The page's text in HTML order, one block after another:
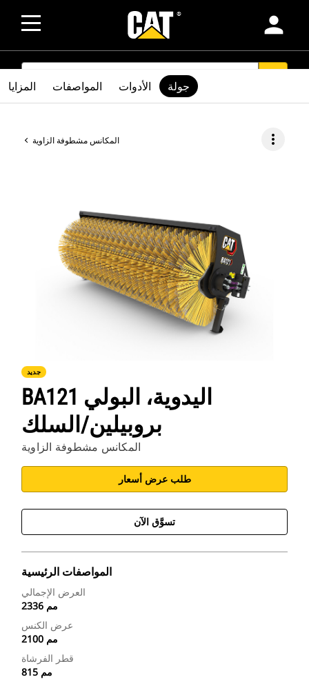
person
SEARCH
المكانس مشطوفة الزاوية more_vert
جديد
BA121 اليدوية، البولي
بروبيلين/السلك
المكانس مشطوفة الزاوية
طلب عرض أسعار
تسوَّق الآن
المواصفات الرئيسية
العرض الإجمالي
2336 مم
عرض الكنس
2100 مم
قطر الفرشاة
815 مم
المزايا المواصفات الأدوات جولة